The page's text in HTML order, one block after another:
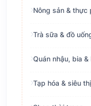
Nông sản & thực
Trà sữa & đồ
Quán nhậu, bia &
Tạp hóa & siêu